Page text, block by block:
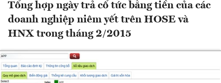
Tổng hợp ngày trả cổ tức bằng tiền của các
doanh nghiệp niêm yết trên HOSE và
HNX trong tháng 2/2015